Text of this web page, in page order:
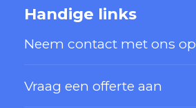
Handige links
Neem contact met ons op
Vraag een offerte aan